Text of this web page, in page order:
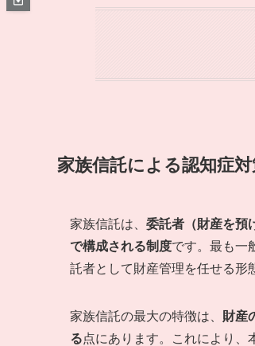
家族信託による認知症
家族信託は、 委託者（財産を預
で構成される制度です。最も一
託者として財産管理を任せる形
家族信託の最大の特徴は、 財産
る点にあります。これにより